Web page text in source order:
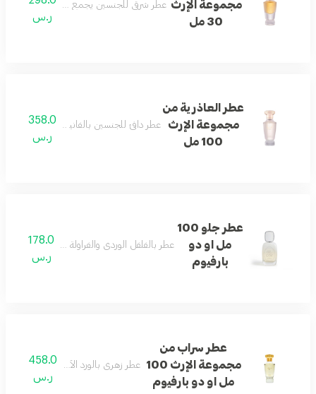
مجموعة الإرث
30 مل
عطر شرقي للجنسين يجمع الورد والعود
ر.س
عطر العاذرية من
مجموعة الإرث
100 مل
عطر دافئ للجنسين بالفانيليا وخشب الصندل
358.0
ر.س
عطر جلو 100
مل او دو
بارفيوم
عطر بالفلفل الوردي والفراولة والبرالين
178.0
ر.س
عطر سراب من
مجموعة الإرث 100
مل او دو بارفيوم
عطر زهري بالورد الأبيض والعنبر
458.0
ر.س